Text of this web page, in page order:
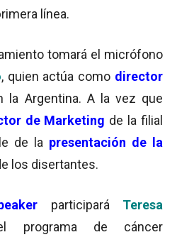
línea.
tomará el micrófono
, quien actúa como director
la Argentina. A la vez que
de Marketing de la filial
de la presentación de la
los disertantes.
participará Teresa
programa de cáncer